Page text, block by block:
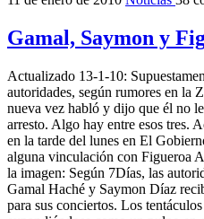
Gamal, Saymon y
Actualizado 13-1-10:
autoridades, según rumores en la
nueva vez habló y dijo que él no
arresto. Algo hay entre esos tres.
en la tarde del lunes en El
alguna vinculación con Figueroa
la imagen: Según 7Días, las
Gamal Haché y Saymon Díaz
para sus conciertos. Los